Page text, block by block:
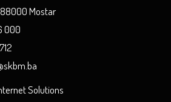
88000 Mostar
000
Solutions